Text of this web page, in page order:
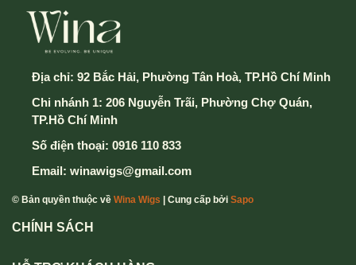
5. Điền thông tin và chọn hình thức thành toán & vận
chuyển
6. Cuối cùng chọn nút Xác Nhận Gửi Đơn hàng để
hoàn thành
hotline0916 110 833 - 0357 833 699
Địa chỉ: 92 Bắc Hải, Phường Tân Hoà, TP.Hồ Chí Minh
Chi nhánh 1: 206 Nguyễn Trãi, Phường Chợ Quán,
TP.Hồ Chí Minh
Số điện thoại: 0916 110 833
Email: winawigs@gmail.com
© Bản quyền thuộc về Wina Wigs | Cung cấp bởi Sapo
CHÍNH SÁCH